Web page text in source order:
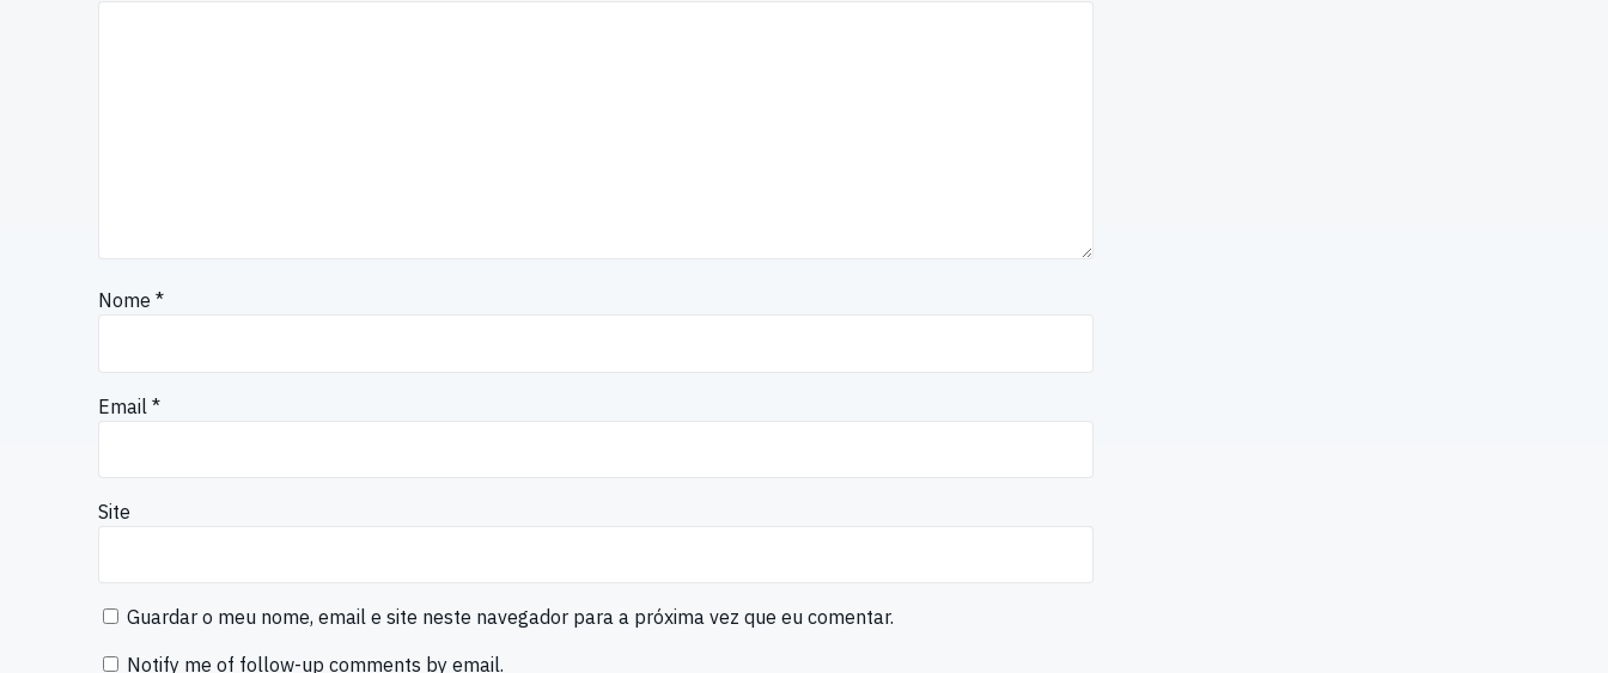
Nome *
Email *
Site
Guardar o meu nome, email e site neste navegador para a próxima vez que eu comentar.
Notify me of follow-up comments by email.